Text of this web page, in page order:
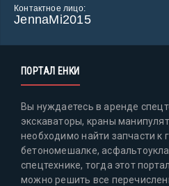
Контактное лицо:
JennaMi2015
ПОРТАЛ ЕНКИ
Вы нуждаетесь в аренде
экскаваторы, краны
необходимо найти запчасти к
бетономешалке,
спецтехнике, тогда этот
можно решить все